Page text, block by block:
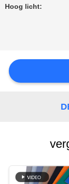
Hoog licht: